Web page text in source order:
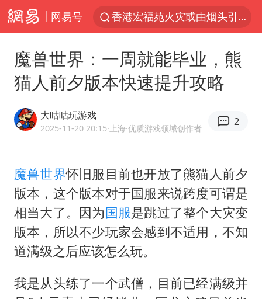
网易号
香港宏福苑火灾或由烟头引起
美拟年底前首次测试“金穹”反导系统
四川宜宾3.4级地震
陕西柞水泥石流已致2死 仍有1人失联
多所高校取消艺考
店主称换“青海拉面”招牌后生意更好
伊斯兰版北约来了吗
上半年国内居民出游人次34.63亿
薛之谦杭州站演唱会取消
魔兽世界：一周就能毕业，熊
猫人前夕版本快速提升攻略
大咕咕玩游戏
2025-11-20 20:15·上海·优质游戏领域创作者
2
魔兽世界怀旧服目前也开放了熊猫人前夕
版本，这个版本对于国服来说跨度可谓是
相当大了。因为国服是跳过了整个大灾变
版本，所以不少玩家会感到不适用，不知
道满级之后应该怎么玩。
我是从头练了一个武僧，目前已经满级并